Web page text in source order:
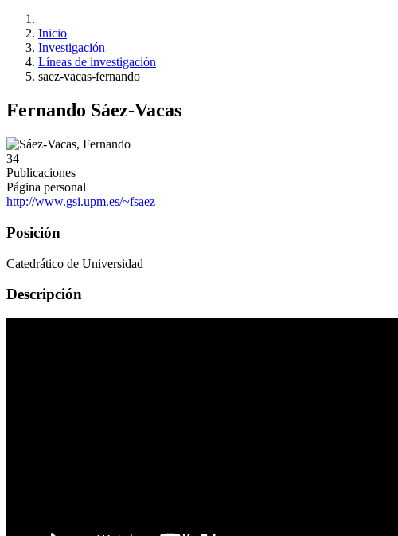
Inicio
Investigación
Líneas de investigación
saez-vacas-fernando
Fernando Sáez-Vacas
34
Publicaciones
Página personal
http://www.gsi.upm.es/~fsaez
Posición
Catedrático de Universidad
Descripción